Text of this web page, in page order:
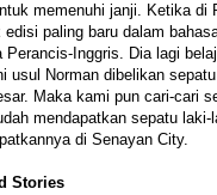
memenuhi janji. Ketika di
edisi paling baru dalam
Perancis-Inggris. Dia lagi
usul Norman dibelikan
Maka kami pun cari-cari
mendapatkan sepatu
di Senayan City.
Stories